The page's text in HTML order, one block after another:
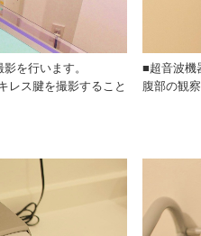
を行います。
レス腱を撮影すること
■超音波機
腹部の観